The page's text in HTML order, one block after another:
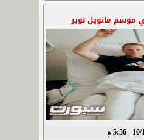
موسم مانويل نوير
م